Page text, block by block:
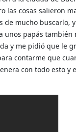
las cosas salieron
de mucho buscarlo,
unos papás también
y me pidió que le
contarme que
con todo esto y